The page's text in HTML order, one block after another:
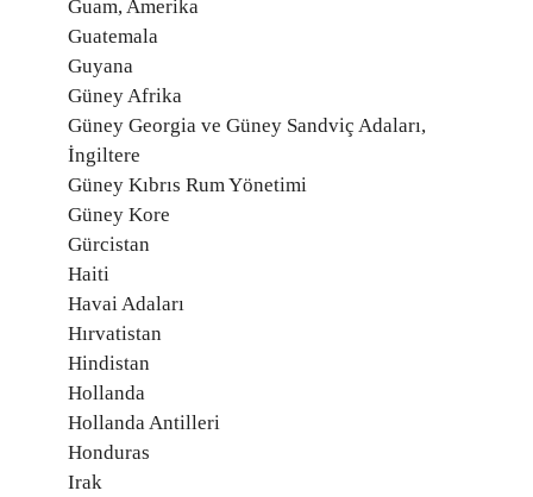
Guam, Amerika
Guatemala
Guyana
Güney Afrika
Güney Georgia ve Güney Sandviç Adaları,
İngiltere
Güney Kıbrıs Rum Yönetimi
Güney Kore
Gürcistan
Haiti
Havai Adaları
Hırvatistan
Hindistan
Hollanda
Hollanda Antilleri
Honduras
Irak